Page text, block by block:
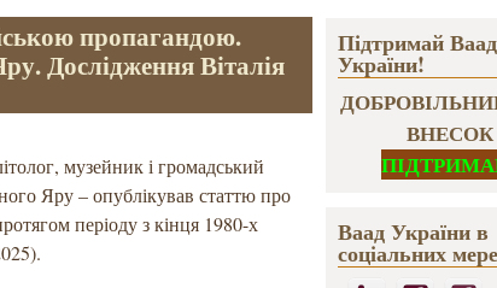
пропагандою.
Дослідження Віталія
музейник і громадський
Яру – опублікував статтю про
періоду з кінця 1980-х
Підтримай Ваад
України!
ВНЕСОК
Ваад України в
соціальних